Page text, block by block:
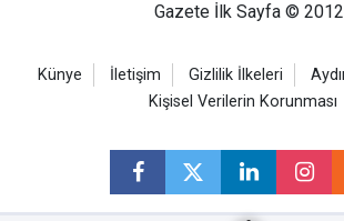
Gazete İlk Sayfa © 2012
Künye İletişim Gizlilik İlkeleri
Kişisel Verilerin Korunması